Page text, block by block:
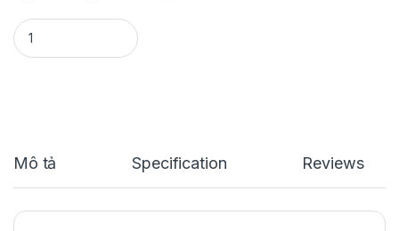
DÊN ĐÔN 12L5 CHO WAVE 110 quantity
Mô tả Specification Reviews